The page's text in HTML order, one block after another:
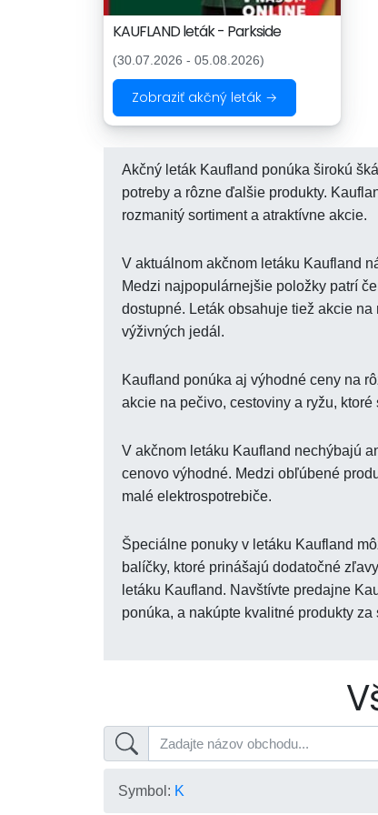
KAUFLAND leták - Parkside
(30.07.2026 - 05.08.2026)
Zobraziť akčný leták →
Akčný leták Kaufland ponúka širokú
potreby a rôzne ďalšie produkty.
rozmanitý sortiment a atraktívne akcie.
V aktuálnom akčnom letáku Kaufland
Medzi najpopulárnejšie položky patrí
dostupné. Leták obsahuje tiež akcie
výživných jedál.
Kaufland ponúka aj výhodné ceny na
akcie na pečivo, cestoviny a ryžu,
V akčnom letáku Kaufland nechýbajú
cenovo výhodné. Medzi obľúbené
malé elektrospotrebiče.
Špeciálne ponuky v letáku Kaufland
balíčky, ktoré prinášajú dodatočné
letáku Kaufland. Navštívte predajne
ponúka, a nakúpte kvalitné produkty za
Symbol: K